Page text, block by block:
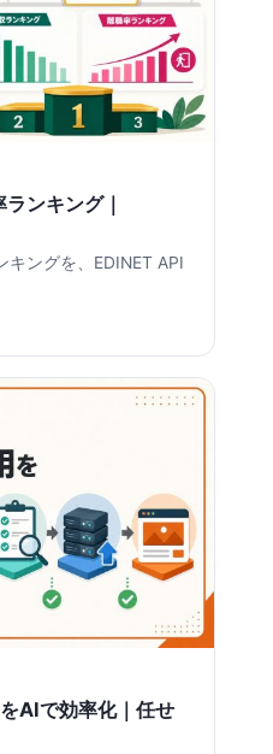
ンキング｜
キングを、EDINET API
AIで効率化｜任せ